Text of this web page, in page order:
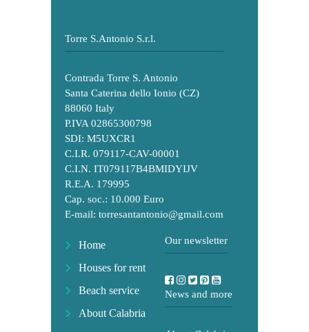
Torre S.Antonio S.r.l.
Contrada Torre S. Antonio
Santa Caterina dello Ionio (CZ)
88060 Italy
P.IVA 02865300798
SDI: M5UXCR1
C.I.R. 079117-CAV-00001
C.I.N. IT079117B4BMIDYIJV
R.E.A. 179995
Cap. soc.: 10.000 Euro
E-mail: torresantantonio@gmail.com
Home
Houses for rent
Beach service
About Calabria
Our newsletter
News and more